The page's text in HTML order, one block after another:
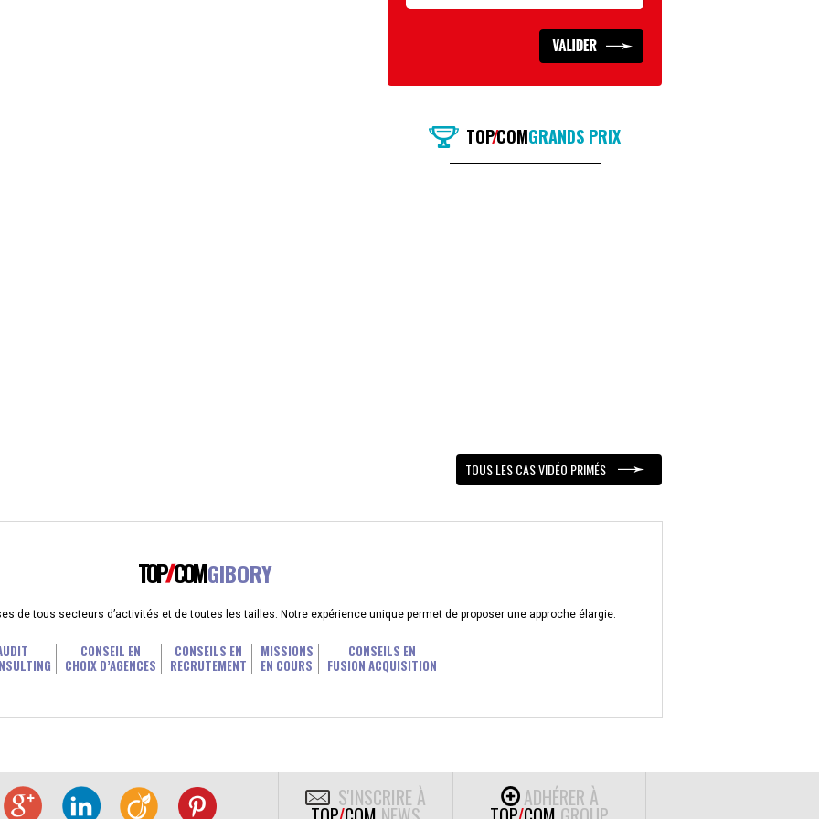
TOP/COMGRANDS PRIX
TOUS LES CAS VIDÉO PRIMÉS
TOP COMGIBORY
de tous secteurs d’activités et de toutes les tailles. Notre expérience unique permet de proposer une approche élargie.
CONSEIL EN
CHOIX D’AGENCES
CONSEILS EN
RECRUTEMENT
MISSIONS
EN COURS
CONSEILS EN
FUSION ACQUISITION
S'INSCRIRE À ADHÉRER À